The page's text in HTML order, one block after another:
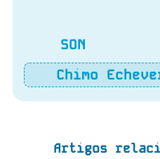
SON
Chimo
Artigos